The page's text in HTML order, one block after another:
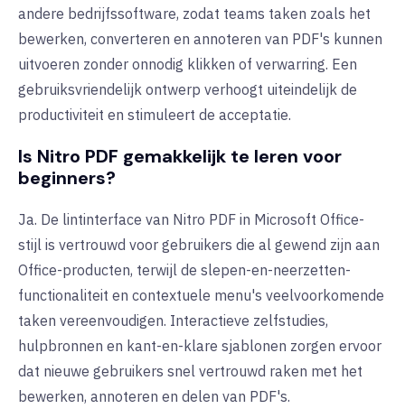
andere bedrijfssoftware, zodat teams taken zoals het
bewerken, converteren en annoteren van PDF's kunnen
uitvoeren zonder onnodig klikken of verwarring. Een
gebruiksvriendelijk ontwerp verhoogt uiteindelijk de
productiviteit en stimuleert de acceptatie.
Is Nitro PDF gemakkelijk te leren voor
beginners?
Ja. De lintinterface van Nitro PDF in Microsoft Office-
stijl is vertrouwd voor gebruikers die al gewend zijn aan
Office-producten, terwijl de slepen-en-neerzetten-
functionaliteit en contextuele menu's veelvoorkomende
taken vereenvoudigen. Interactieve zelfstudies,
hulpbronnen en kant-en-klare sjablonen zorgen ervoor
dat nieuwe gebruikers snel vertrouwd raken met het
bewerken, annoteren en delen van PDF's.